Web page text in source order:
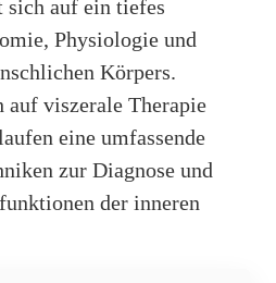
sich auf ein tiefes
Physiologie und
Körpers.
auf viszerale Therapie
eine umfassende
zur Diagnose und
der inneren